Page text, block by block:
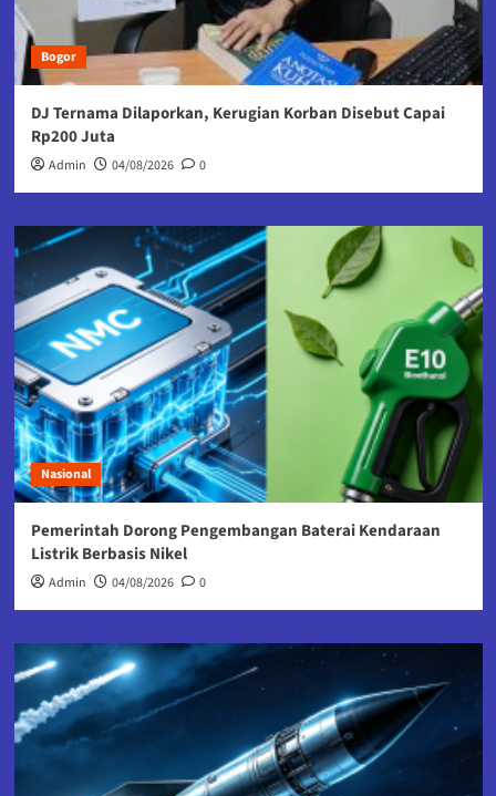
Bogor
DJ Ternama Dilaporkan, Kerugian Korban Disebut Capai
Rp200 Juta
Admin 04/08/2026 0
Nasional
Pemerintah Dorong Pengembangan Baterai Kendaraan
Listrik Berbasis Nikel
Admin 04/08/2026 0